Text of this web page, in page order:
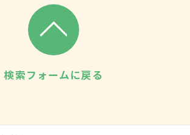
検索フォームに戻る